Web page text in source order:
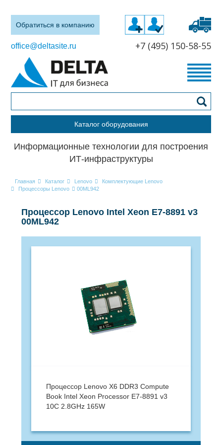
Обратиться в компанию
office@deltasite.ru +7 (495) 150-58-55
Каталог оборудования
Информационные технологии для построения
ИТ-инфраструктуры
Главная Каталог Lenovo
Комплектующие Lenovo
Процессоры Lenovo
00ML942
Процессор Lenovo Intel Xeon E7-8891 v3
00ML942
Процессор Lenovo X6 DDR3 Compute
Book Intel Xeon Processor E7-8891 v3
10C 2.8GHz 165W